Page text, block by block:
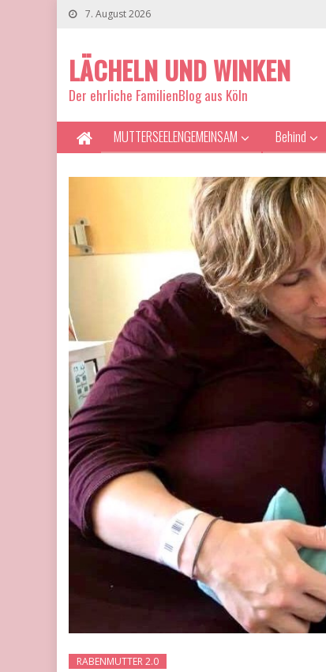
7. August 2026
LÄCHELN UND WINKEN
Der ehrliche FamilienBlog aus Köln
MUTTERSEELENGEMEINSAM Behind
RABENMUTTER 2.0